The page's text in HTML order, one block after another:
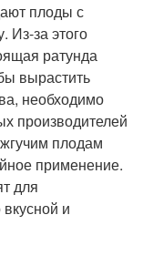
плоды с
Из-за этого
ратунда
вырастить
необходимо
производителей
плодам
применение.
для
и